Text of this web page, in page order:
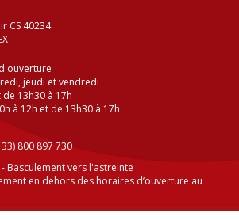
CS 40234
jeudi et vendredi
13h30 à 17h
à 12h et de 13h30 à 17h.
800 897 730
Basculement vers l'astreinte
en dehors des horaires d’ouverture au